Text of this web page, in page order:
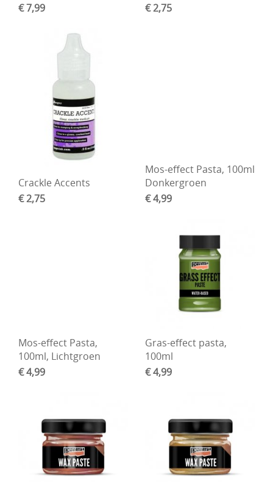
€ 7,99
€ 2,75
Crackle Accents
€ 2,75
Mos-effect Pasta, 100ml
Donkergroen
€ 4,99
Mos-effect Pasta,
100ml, Lichtgroen
€ 4,99
Gras-effect pasta,
100ml
€ 4,99